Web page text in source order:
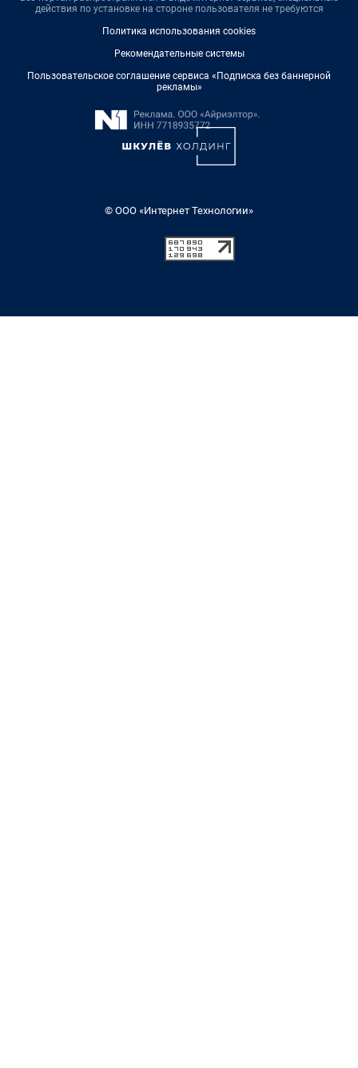
действия по установке на стороне пользователя не требуются
Политика использования cookies
Рекомендательные системы
Пользовательское соглашение сервиса «Подписка без баннерной
рекламы»
© ООО «Интернет Технологии»